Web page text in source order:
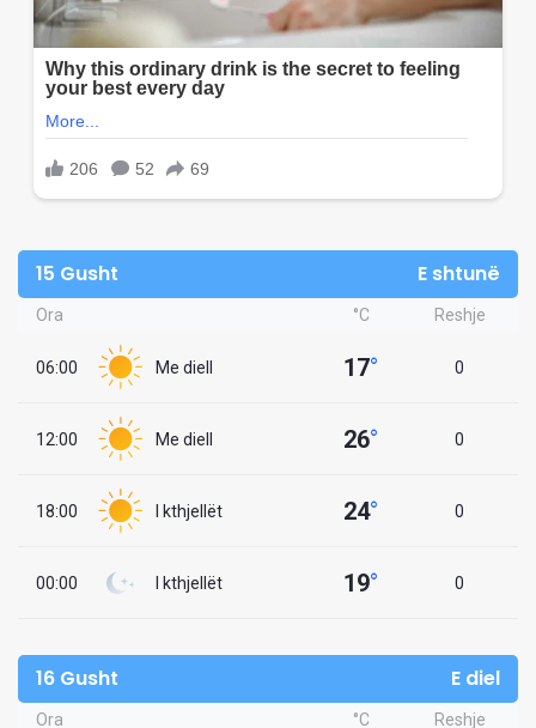
15 Gusht E shtunë
Ora °C Reshje
06:00 Me diell 17° 0
12:00 Me diell 26° 0
18:00 I kthjellët 24° 0
00:00 I kthjellët 19° 0
16 Gusht E diel
Ora °C Reshje